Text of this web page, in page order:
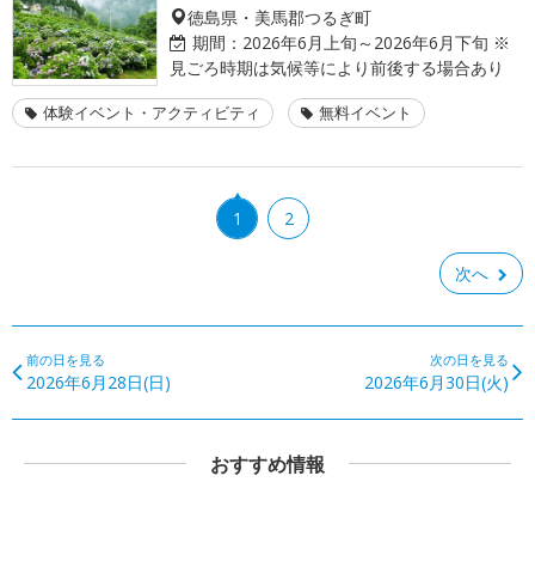
徳島県・美馬郡つるぎ町
期間： 2026年6月上旬～2026年6月下旬 ※
見ごろ時期は気候等により前後する場合あり
体験イベント・アクティビティ 無料イベント
1 2
次へ
前の日を見る
2026年6月28日(日)
次の日を見る
2026年6月30日(火)
おすすめ情報